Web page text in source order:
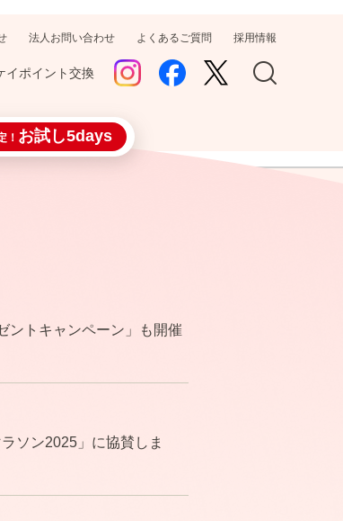
法人お問い合わせ よくあるご質問 採用情報
イポイント交換
！ お試し5days
ントキャンペーン」も開催
ソン2025」に協賛しま